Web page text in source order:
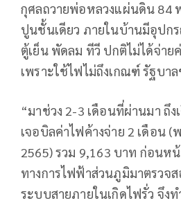
กุศลถวายพ่อหลวงแผ่นดิน 84
ปูนชั้นเดียว ภายในบ้านมีอุปก
ตู้เย็น พัดลม ทีวี ปกติไม่ได้จ่าย
เพราะใช้ไฟไม่ถึงเกณฑ์ รัฐบา
“มาช่วง 2-3 เดือนที่ผ่านมา ถึ
เจอบิลค่าไฟค้างจ่าย 2 เดือน
2565) รวม 9,163 บาท ก่อนห
ทางการไฟฟ้าส่วนภูมิมาตรว
ระบบสายภายในเกิดไฟรั่ว จึง